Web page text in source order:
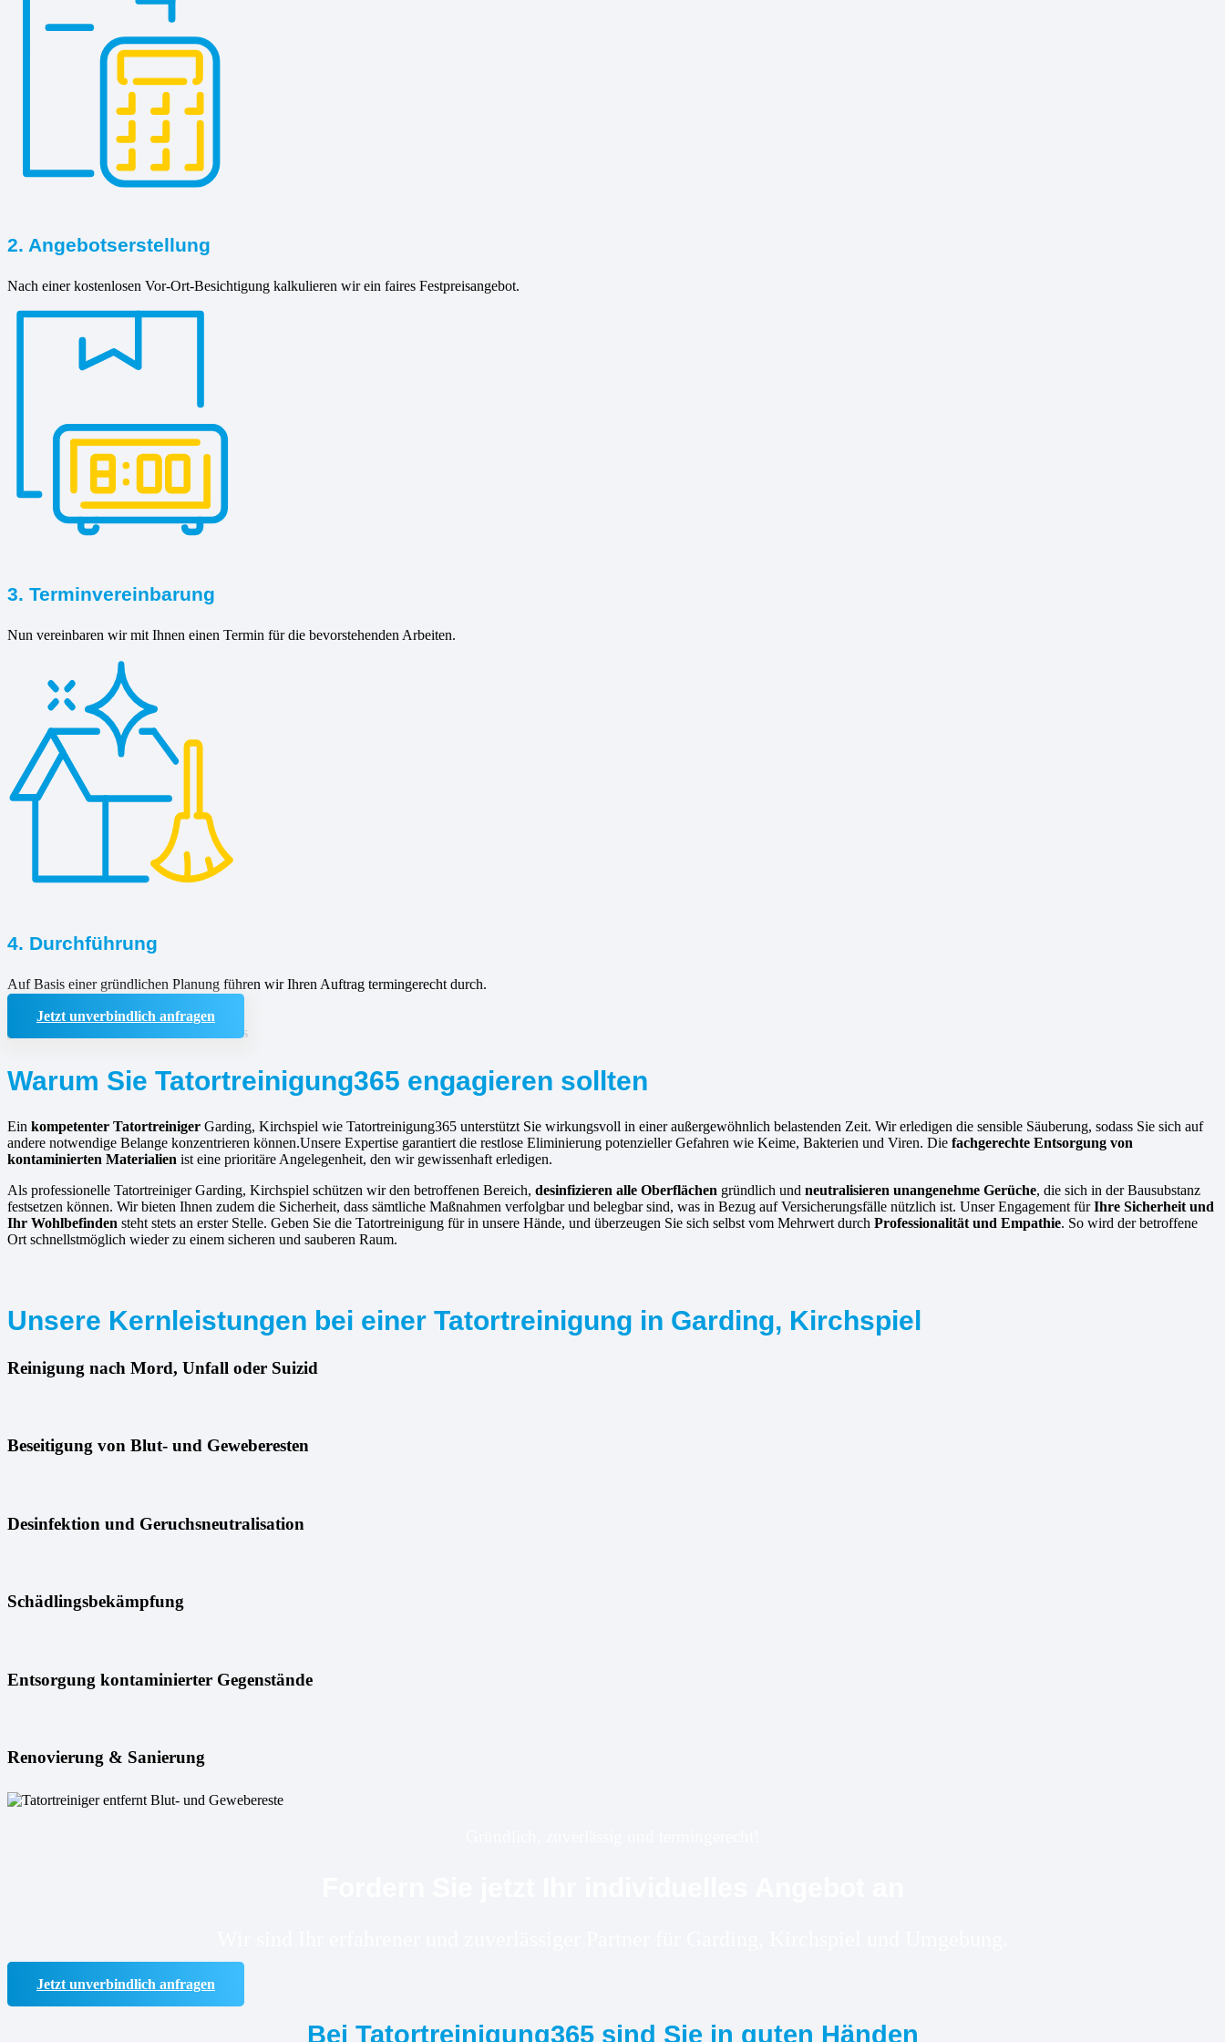
2. Angebotserstellung
Nach einer kostenlosen Vor-Ort-Besichtigung kalkulieren wir ein faires Festpreisangebot.
3. Terminvereinbarung
Nun vereinbaren wir mit Ihnen einen Termin für die bevorstehenden Arbeiten.
4. Durchführung
Auf Basis einer gründlichen Planung führen wir Ihren Auftrag termingerecht durch.
Jetzt unverbindlich anfragen
Warum Sie Tatortreinigung365 engagieren sollten
Ein kompetenter Tatortreiniger Garding, Kirchspiel wie Tatortreinigung365 unterstützt Sie wirkungsvoll in einer außergewöhnlich belastenden Zeit. Wir erledigen die sensible Säuberung, sodass Sie sich auf
andere notwendige Belange konzentrieren können.Unsere Expertise garantiert die restlose Eliminierung potenzieller Gefahren wie Keime, Bakterien und Viren. Die fachgerechte Entsorgung von
kontaminierten Materialien ist eine prioritäre Angelegenheit, den wir gewissenhaft erledigen.
Als professionelle Tatortreiniger Garding, Kirchspiel schützen wir den betroffenen Bereich, desinfizieren alle Oberflächen gründlich und neutralisieren unangenehme Gerüche, die sich in der Bausubstanz
festsetzen können. Wir bieten Ihnen zudem die Sicherheit, dass sämtliche Maßnahmen verfolgbar und belegbar sind, was in Bezug auf Versicherungsfälle nützlich ist. Unser Engagement fürIhre Sicherheit und
Ihr Wohlbefinden steht stets an erster Stelle. Geben Sie die Tatortreinigung für in unsere Hände, und überzeugen Sie sich selbst vom Mehrwert durch Professionalität und Empathie. So wird der betroffene
Ort schnellstmöglich wieder zu einem sicheren und sauberen Raum.
Unsere Kernleistungen bei einer Tatortreinigung in Garding, Kirchspiel
Reinigung nach Mord, Unfall oder Suizid
Beseitigung von Blut- und Geweberesten
Desinfektion und Geruchsneutralisation
Schädlingsbekämpfung
Entsorgung kontaminierter Gegenstände
Renovierung & Sanierung
Jetzt unverbindlich anfragen
Bei Tatortreinigung365 sind Sie in guten Händen